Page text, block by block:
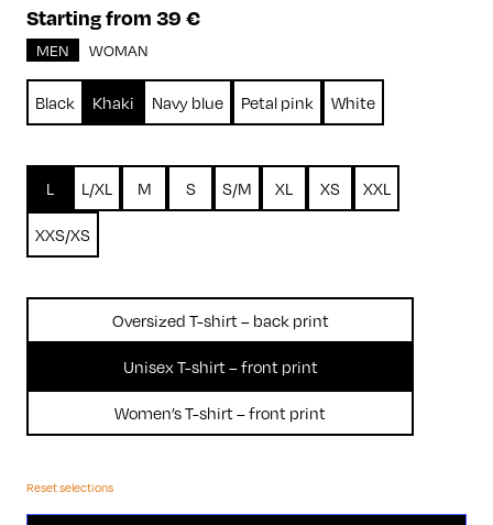
Starting from 39 €
MEN WOMAN
Black Khaki Navy blue Petal pink White
L L/XL M S S/M XL XS XXL
XXS/XS
Oversized T-shirt – back print
Unisex T-shirt – front print
Women’s T-shirt – front print
Reset selections